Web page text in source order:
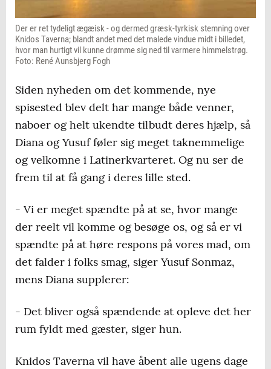
Der er ret tydeligt ægæisk - og dermed græsk-tyrkisk stemning over
Knidos Taverna; blandt andet med det malede vindue midt i billedet,
hvor man hurtigt vil kunne drømme sig ned til varmere himmelstrøg.
Foto: René Aunsbjerg Fogh
Siden nyheden om det kommende, nye
spisested blev delt har mange både venner,
naboer og helt ukendte tilbudt deres hjælp, så
Diana og Yusuf føler sig meget taknemmelige
og velkomne i Latinerkvarteret. Og nu ser de
frem til at få gang i deres lille sted.
- Vi er meget spændte på at se, hvor mange
der reelt vil komme og besøge os, og så er vi
spændte på at høre respons på vores mad, om
det falder i folks smag, siger Yusuf Sonmaz,
mens Diana supplerer:
- Det bliver også spændende at opleve det her
rum fyldt med gæster, siger hun.
Knidos Taverna vil have åbent alle ugens dage